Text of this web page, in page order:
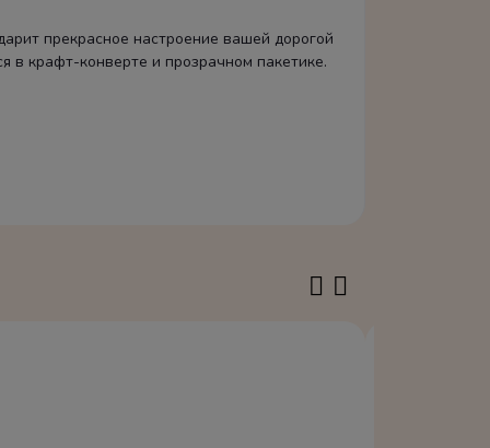
прекрасное настроение вашей дорогой
в крафт-конверте и прозрачном пакетике.